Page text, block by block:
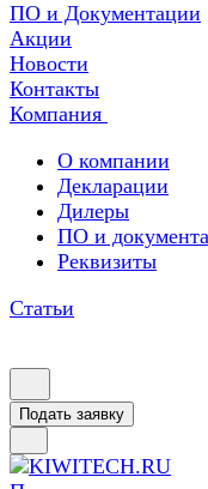
ПО и Документации
Акции
Новости
Контакты
Компания
О компании
Декларации
Дилеры
ПО и
Реквизиты
Статьи
Подать заявку